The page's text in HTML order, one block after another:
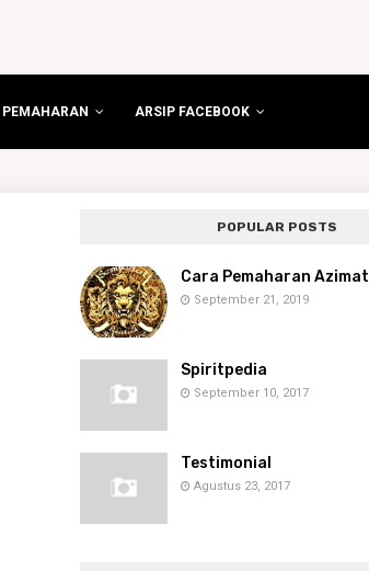
ARSIP FACEBOOK
POPULAR POSTS
Cara Pemaharan Azimat
September 21, 2019
Spiritpedia
September 10, 2017
Testimonial
Agustus 23, 2017